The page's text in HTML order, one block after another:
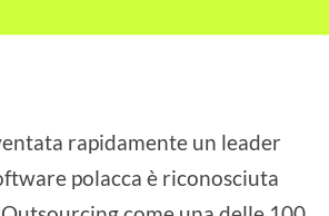
rapidamente un leader
polacca è riconosciuta